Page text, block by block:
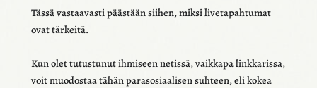
Tässä vastaa­vasti pääs­tään siihen, miksi live­ta­pah­tu­mat
ovat tärkeitä.
Kun olet tutus­tu­nut ihmi­seen netissä, vaik­kapa link­ka­rissa,
voit muodos­taa tähän para­so­si­aa­li­sen suhteen, eli kokea